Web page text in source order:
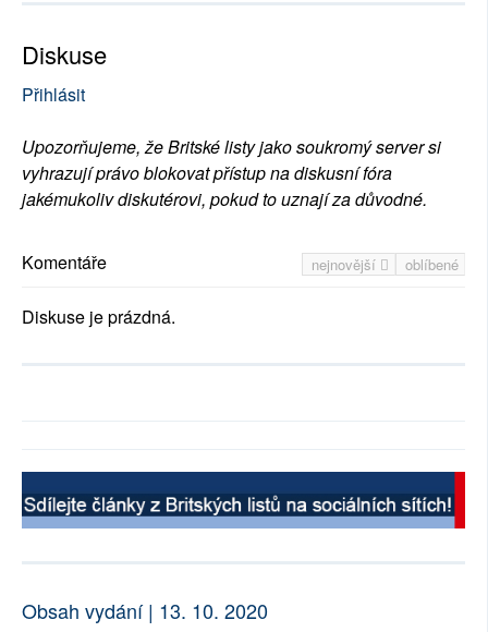
Diskuse
Přihlásit
Upozorňujeme, že Britské listy jako soukromý server si
vyhrazují právo blokovat přístup na diskusní fóra
jakémukoliv diskutérovi, pokud to uznají za důvodné.
nejnovější oblíbené
Komentáře
Diskuse je prázdná.
Obsah vydání | 13. 10. 2020